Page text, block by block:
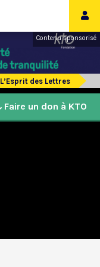
Contenu sponsorisé
L’Esprit des Lettres
Faire un don à KTO